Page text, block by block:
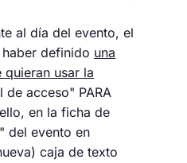
al día del evento, el
definido una
quieran usar la
de acceso" PARA
en la ficha de
del evento en
caja de texto